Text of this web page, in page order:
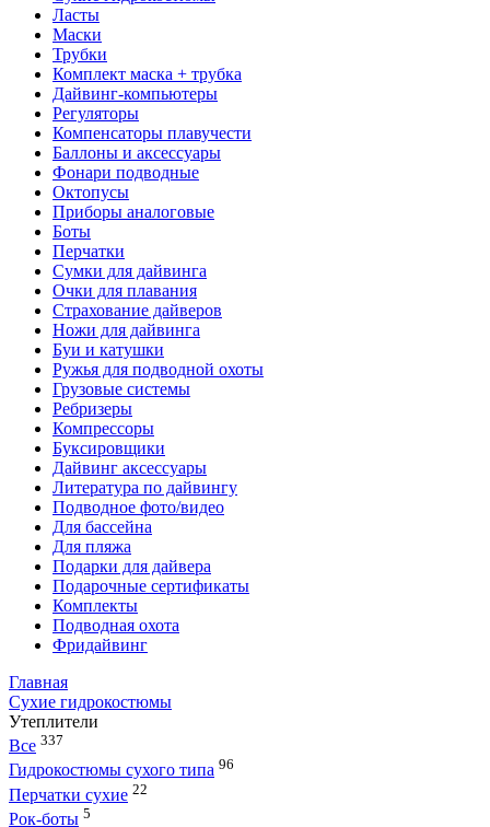
Ласты
Маски
Трубки
Комплект маска + трубка
Дайвинг-компьютеры
Регуляторы
Компенсаторы плавучести
Баллоны и аксессуары
Фонари подводные
Октопусы
Приборы аналоговые
Боты
Перчатки
Сумки для дайвинга
Очки для плавания
Страхование дайверов
Ножи для дайвинга
Буи и катушки
Ружья для подводной охоты
Грузовые системы
Ребризеры
Компрессоры
Буксировщики
Дайвинг аксессуары
Литература по дайвингу
Подводное фото/видео
Для бассейна
Для пляжа
Подарки для дайвера
Подарочные сертификаты
Комплекты
Подводная охота
Фридайвинг
Главная
Сухие гидрокостюмы
Утеплители
Все 337
Гидрокостюмы сухого типа 96
Перчатки сухие 22
Рок-боты 5